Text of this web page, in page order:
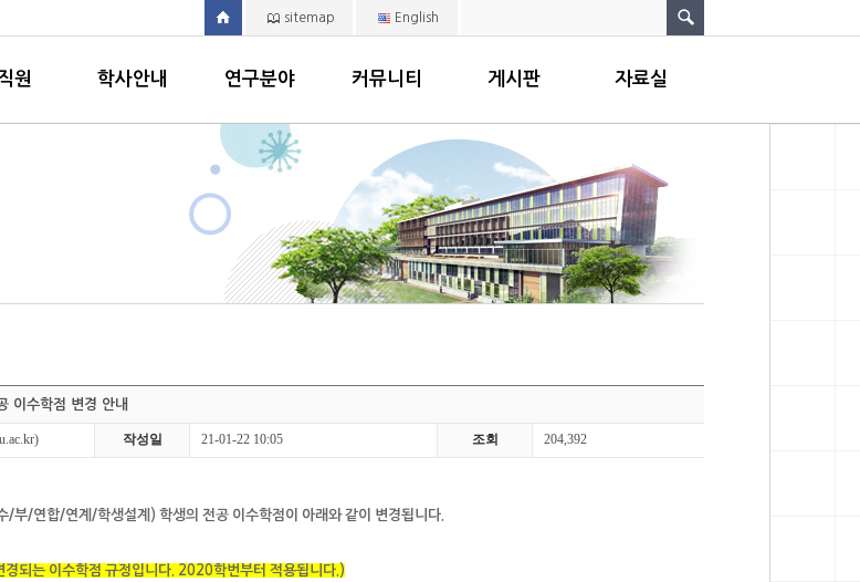
sitemap English
원 학사안내 연구분야 커뮤니티 게시판 자료실
이수학점 변경 안내
작성일 21-01-22 10:05 조회 204,392
/부/연합/연계/학생설계) 학생의 전공 이수학점이 아래와 같이 변경됩니다.
되는 이수학점 규정입니다. 2020학번부터 적용됩니다.)